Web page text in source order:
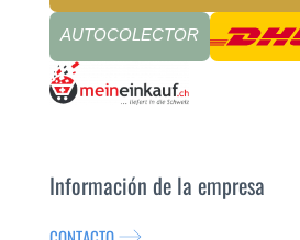
AUTOCOLECTOR
Información de la empresa